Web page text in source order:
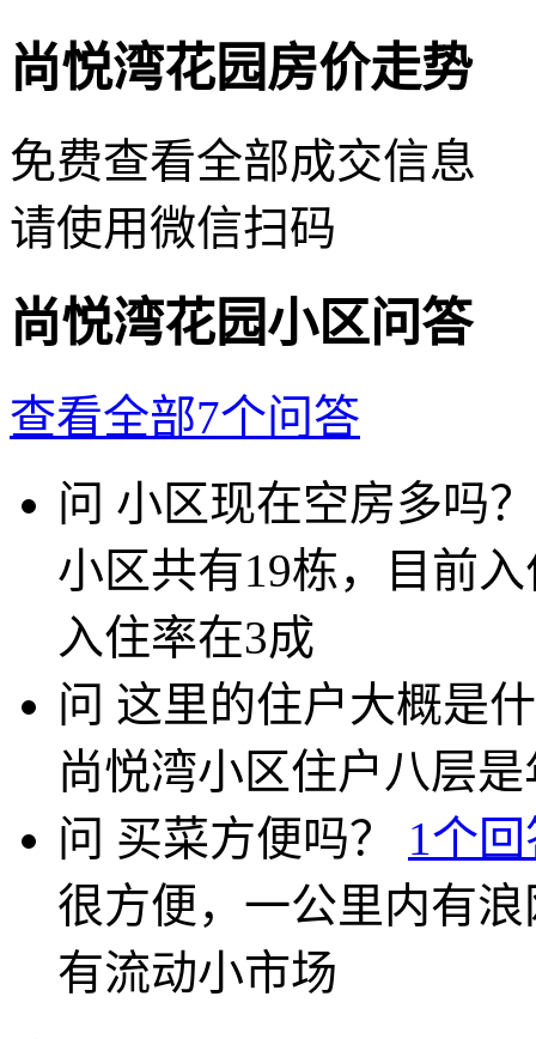
尚悦湾花园房价走势
免费查看全部成交信息
请使用微信扫码
尚悦湾花园小区问答
查看全部7个问答
问 小区现在空房多吗？
小区共有19栋，目前
入住率在3成
问 这里的住户大概是
尚悦湾小区住户八层
问 买菜方便吗？
1个
很方便，一公里内有
有流动小市场